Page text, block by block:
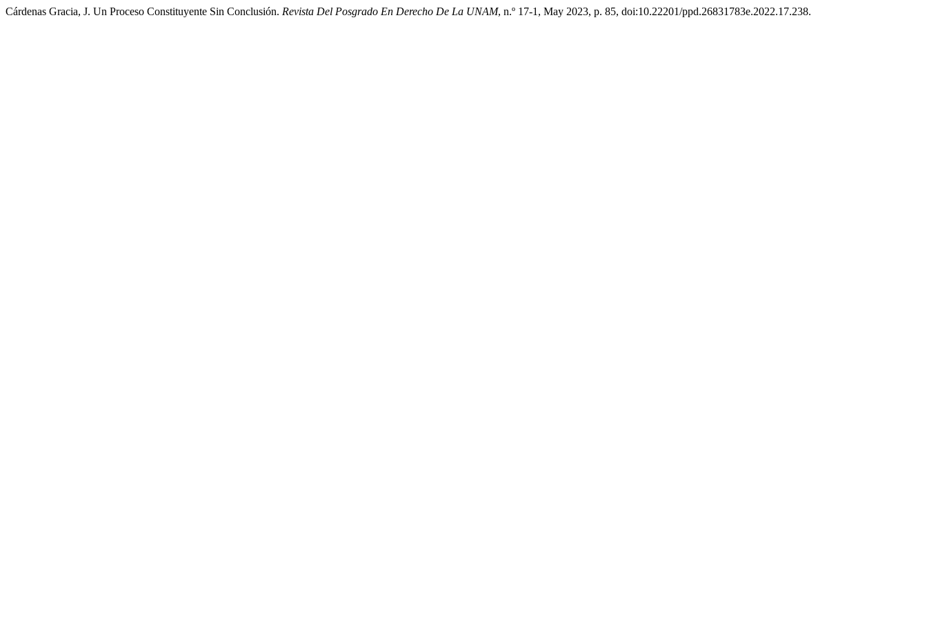
Cárdenas Gracia, J. Un Proceso Constituyente Sin Conclusión. Revista Del Posgrado En Derecho De La UNAM, n.º 17-1, May 2023, p. 85, doi:10.22201/ppd.26831783e.2022.17.238.